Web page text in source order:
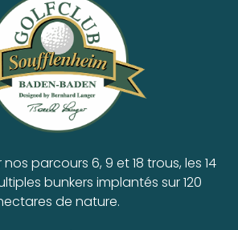
parcours 6, 9 et 18 trous, les 14
bunkers implantés sur 120
de nature.